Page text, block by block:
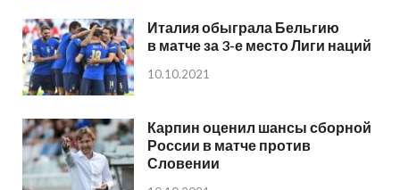
Италия обыграла Бельгию
в матче за 3-е место Лиги наций
10.10.2021
Карпин оценил шансы сборной
России в матче против
Словении